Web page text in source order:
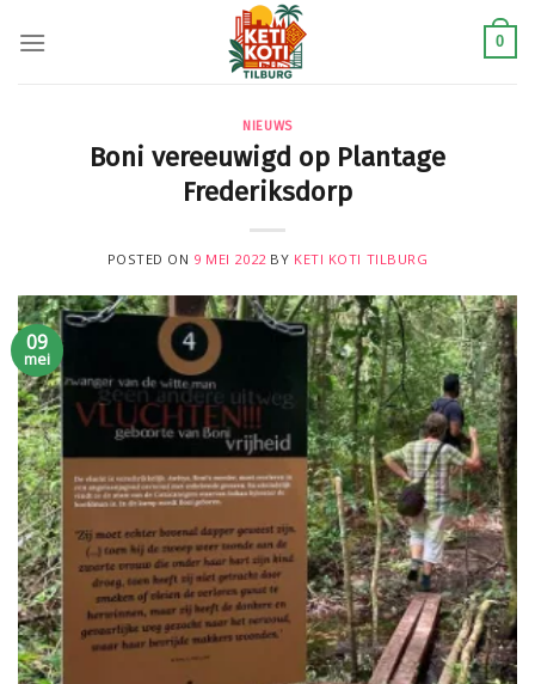
0
NIEUWS
Boni vereeuwigd op Plantage
Frederiksdorp
POSTED ON 9 MEI 2022 BY KETI KOTI TILBURG
09
mei